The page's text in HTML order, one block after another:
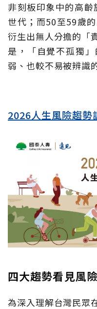
非刻板印象中的高
世代；而50至59歲
衍生出無人分擔的「
是，「自覺不孤獨
弱、也較不易被辨識
2026人生風險趨勢
四大趨勢看見風
為深入理解台灣民眾